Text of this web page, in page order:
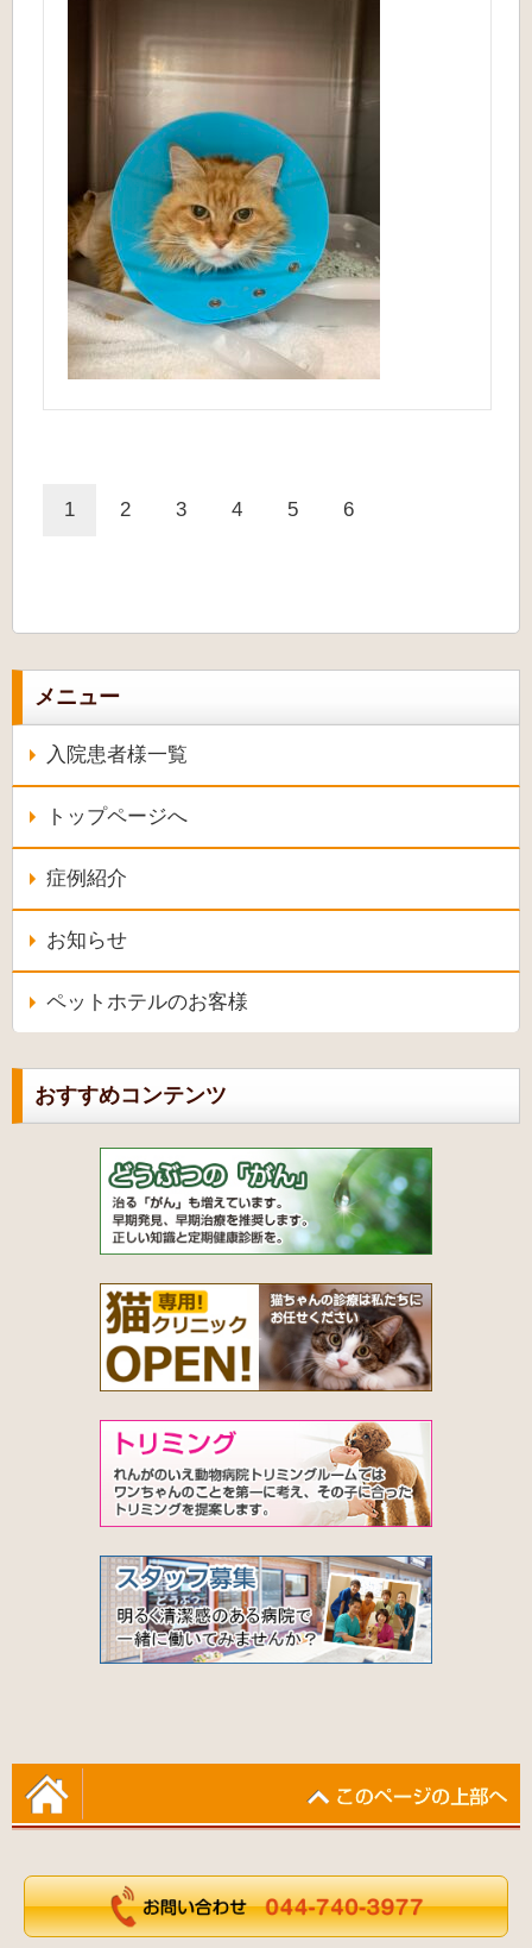
1 2 3 4 5 6
メニュー
入院患者様一覧
トップページへ
症例紹介
お知らせ
ペットホテルのお客様
おすすめコンテンツ